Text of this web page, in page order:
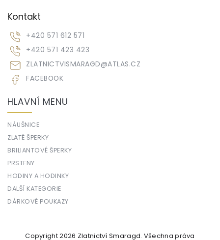
Kontakt
ZLATNICTVISMARAGD@ATLAS.CZ
+420 571 612 571
+420 571 423 423
FACEBOOK
HLAVNÍ MENU
NÁUŠNICE
ZLATÉ ŠPERKY
BRILIANTOVÉ ŠPERKY
PRSTENY
HODINY A HODINKY
DALŠÍ KATEGORIE
DÁRKOVÉ POUKAZY
Copyright 2026 Zlatnictví Smaragd. Všechna práva